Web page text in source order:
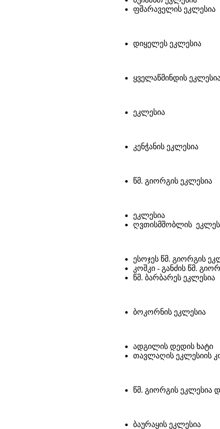
ფშარაველის ეკლესია
დიყელეს ეკლესია
ყველაწმინდის
ეკლესია
კენჭანის ეკლესია
წმ. გიორგის ეკლესია
ეკლესია
ღვთისმშობლის
ესოჯეს წმ. გიორგის
კოშკი - განძის წმ.
წმ. ბარბარეს ეკლესია
ბოკორნის ეკლესია
ადგილის დედის ხატი
თავლაღის ეკლესიის
წმ. გიორგის ეკლესია
ბაურაყის ეკლესია